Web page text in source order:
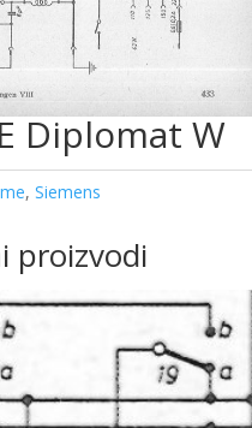
Diplomat W
, Siemens
proizvodi